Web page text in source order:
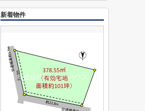
新着物件